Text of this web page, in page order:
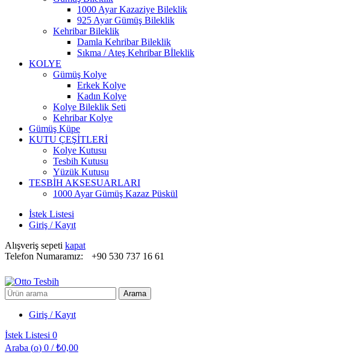
1000 Ayar Kazaziye Bileklik
925 Ayar Gümüş Bileklik
Kehribar Bileklik
Damla Kehribar Bileklik
Sıkma / Ateş Kehribar Bİleklik
KOLYE
Gümüş Kolye
Erkek Kolye
Kadın Kolye
Kolye Bileklik Seti
Kehribar Kolye
Gümüş Küpe
KUTU ÇEŞİTLERİ
Kolye Kutusu
Tesbih Kutusu
Yüzük Kutusu
TESBİH AKSESUARLARI
1000 Ayar Gümüş Kazaz Püskül
İstek Listesi
Giriş / Kayıt
Alışveriş sepeti kapat
Telefon Numaramız:
+90 530 737 16 61
Arayın: Arama
Giriş / Kayıt
İstek Listesi 0
Araba (o) 0 / ₺0,00